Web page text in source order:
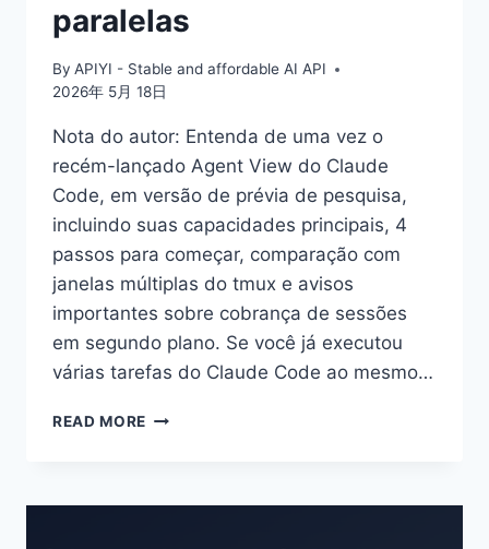
paralelas
By APIYI - Stable and affordable AI API
2026年 5月 18日
Nota do autor: Entenda de uma vez o
recém-lançado Agent View do Claude
Code, em versão de prévia de pesquisa,
incluindo suas capacidades principais, 4
passos para começar, comparação com
janelas múltiplas do tmux e avisos
importantes sobre cobrança de sessões
em segundo plano. Se você já executou
várias tarefas do Claude Code ao mesmo…
READ MORE GUIA
CLAUDE